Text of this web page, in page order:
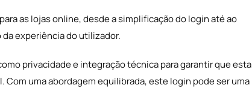
as lojas online, desde a simplificação do login até ao
experiência do utilizador.
privacidade e integração técnica para garantir que esta
uma abordagem equilibrada, este login pode ser uma